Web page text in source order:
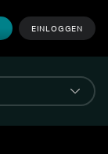
EINLOGGEN